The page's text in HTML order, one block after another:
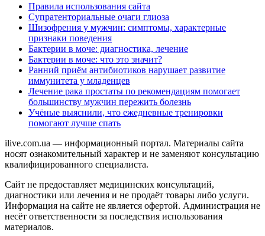
Правила использования сайта
Супратенториальные очаги глиоза
Шизофрения у мужчин: симптомы, характерные
признаки поведения
Бактерии в моче: диагностика, лечение
Бактерии в моче: что это значит?
Ранний приём антибиотиков нарушает развитие
иммунитета у младенцев
Лечение рака простаты по рекомендациям помогает
большинству мужчин пережить болезнь
Учёные выяснили, что ежедневные тренировки
помогают лучше спать
ilive.com.ua — информационный портал. Материалы сайта
носят ознакомительный характер и не заменяют консультацию
квалифицированного специалиста.
Сайт не предоставляет медицинских консультаций,
диагностики или лечения и не продаёт товары либо услуги.
Информация на сайте не является офертой. Администрация не
несёт ответственности за последствия использования
материалов.